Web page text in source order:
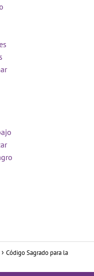
Código Sagrado para la